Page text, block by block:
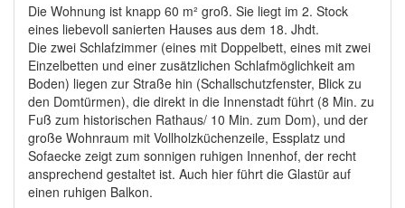
Die Wohnung ist knapp 60 m² groß. Sie liegt im 2. Stock
eines liebevoll sanierten Hauses aus dem 18. Jhdt.
Die zwei Schlafzimmer (eines mit Doppelbett, eines mit zwei
Einzelbetten und einer zusätzlichen Schlafmöglichkeit am
Boden) liegen zur Straße hin (Schallschutzfenster, Blick zu
den Domtürmen), die direkt in die Innenstadt führt (8 Min. zu
Fuß zum historischen Rathaus/ 10 Min. zum Dom), und der
große Wohnraum mit Vollholzküchenzeile, Essplatz und
Sofaecke zeigt zum sonnigen ruhigen Innenhof, der recht
ansprechend gestaltet ist. Auch hier führt die Glastür auf
einen ruhigen Balkon.